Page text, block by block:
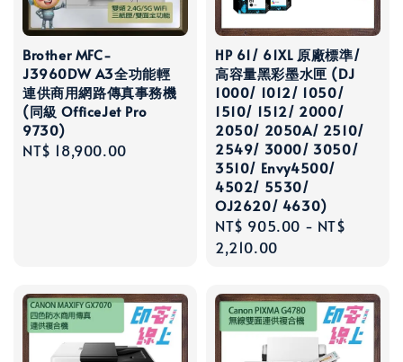
Brother MFC-
J3960DW A3全功能輕
連供商用網路傳真事務機
(同級 OfficeJet Pro
9730)
Regular
NT$ 18,900.00
HP 61/ 61XL 原廠標準/
高容量黑彩墨水匣 (DJ
1000/ 1012/ 1050/
1510/ 1512/ 2000/
2050/ 2050A/ 2510/
2549/ 3000/ 3050/
3510/ Envy4500/
4502/ 5530/
OJ2620/ 4630)
Regular
price
NT$ 905.00 - NT$
2,210.00